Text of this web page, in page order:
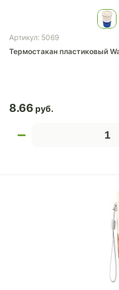
Артикул: 5069
Термостакан пластиковый
8.66